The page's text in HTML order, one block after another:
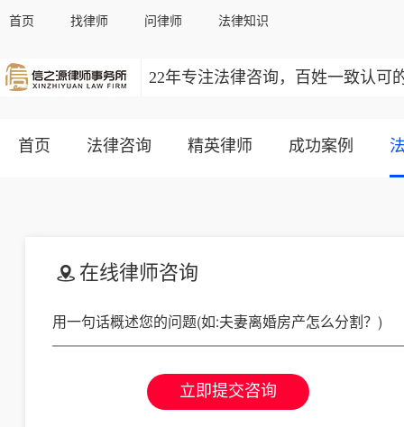
首页 找律师 问律师 法律知识
22年专注法律咨询，百姓一致认可
首页 法律咨询 精英律师 成功案例
在线律师咨询
立即提交咨询